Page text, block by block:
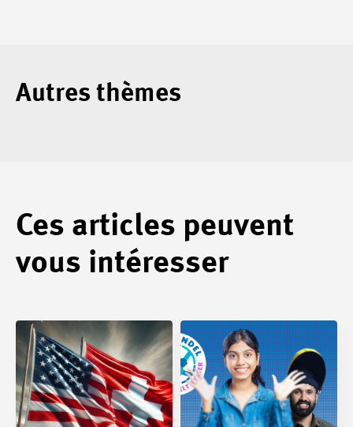
Autres thèmes
Ces articles peuvent
vous intéresser